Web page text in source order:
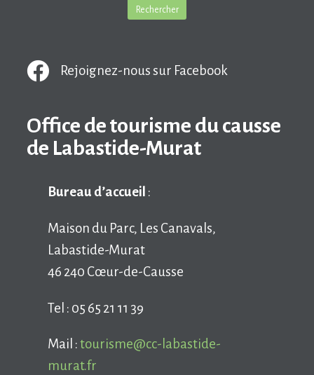
Rejoignez-nous sur Facebook
Office de tourisme du causse
de Labastide-Murat
Bureau d’accueil :
Maison du Parc, Les Canavals,
Labastide-Murat
46 240 Cœur-de-Causse
Tel : 05 65 21 11 39
Mail :tourisme@cc-labastide-
murat.fr